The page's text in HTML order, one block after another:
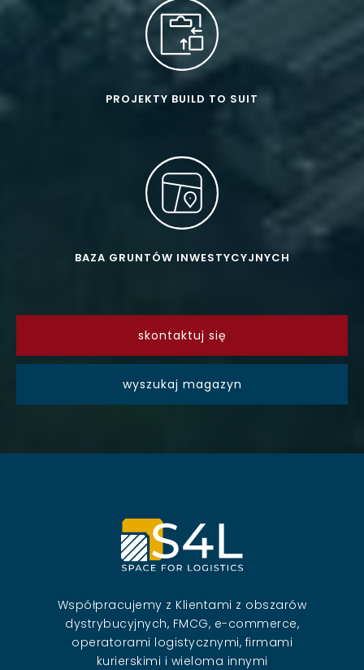
PROJEKTY BUILD TO SUIT
BAZA GRUNTÓW INWESTYCYJNYCH
skontaktuj się
wyszukaj magazyn
Współpracujemy z Klientami z obszarów
dystrybucyjnych, FMCG, e-commerce,
operatorami logistycznymi, firmami
kurierskimi i wieloma innymi